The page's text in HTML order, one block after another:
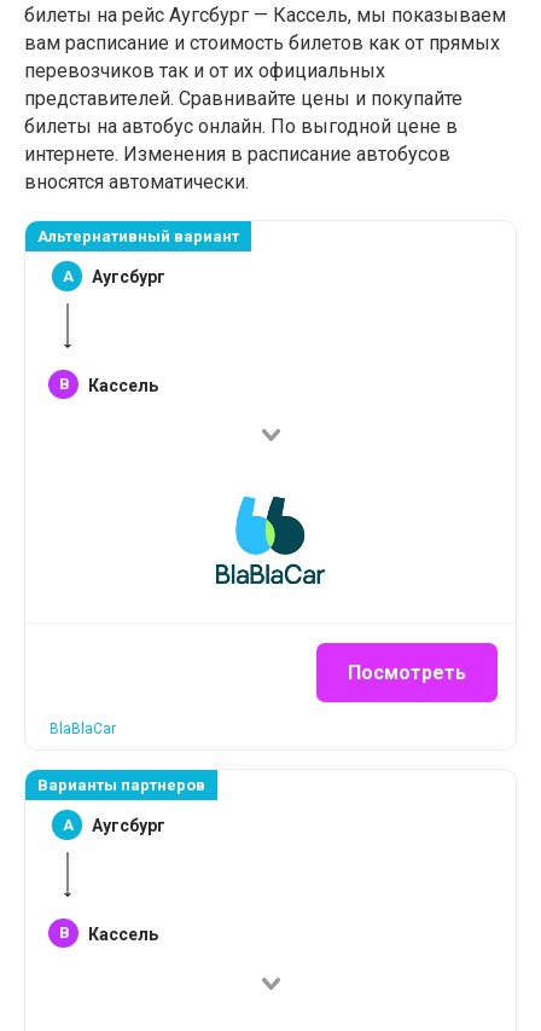
билеты на рейс Аугсбург — Кассель, мы показываем
вам расписание и стоимость билетов как от прямых
перевозчиков так и от их официальных
представителей. Сравнивайте цены и покупайте
билеты на автобус онлайн. По выгодной цене в
интернете. Изменения в расписание автобусов
вносятся автоматически.
Альтернативный вариант
A Аугсбург
B Кассель
Посмотреть
BlaBlaCar
Варианты партнеров
A Аугсбург
B Кассель